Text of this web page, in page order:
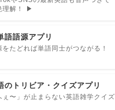
理解！ ▶
語語源アプリ
をたどれば単語同士がつながる！
のトリビア・クイズアプリ
ぇ〜」が止まらない英語雑学クイズ